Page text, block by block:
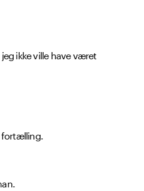
ikke ville have været